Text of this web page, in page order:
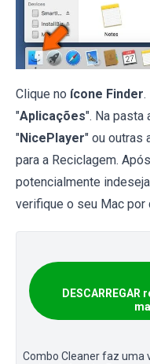
Clique no ícone Finder
"Aplicações". Na pasta
"NicePlayer" ou outras
para a Reciclagem.
potencialmente
verifique o seu Mac por
Combo Cleaner faz uma